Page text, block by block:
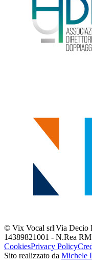
© Vix Vocal srl|Via Decio
14389821001 - N.Rea
CookiesPrivacy Policy
Sito realizzato da Michele